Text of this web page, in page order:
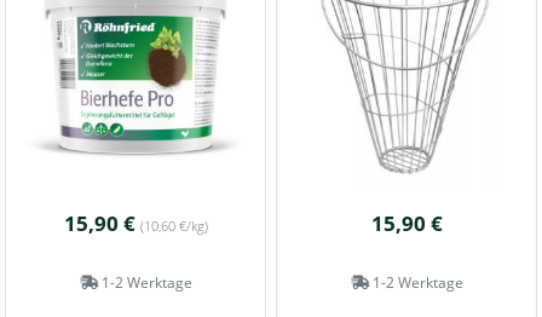
15,90 € (10,60 €/kg)
1-2 Werktage
15,90 €
1-2 Werktage